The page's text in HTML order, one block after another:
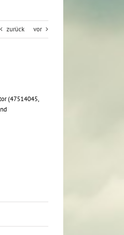
zurück vor
(47514045,